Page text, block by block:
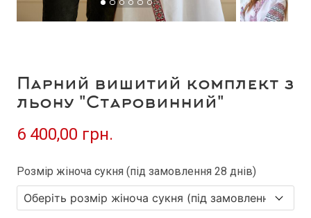
Парний вишитий комплект з
льону "Старовинний"
6 400,00 грн.
Розмір жіноча сукня (під замовлення 28 днів)